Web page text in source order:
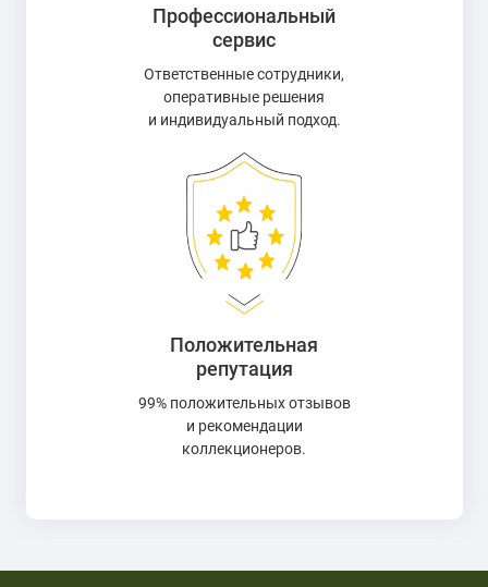
Профессиональный
сервис
Ответственные сотрудники,
оперативные решения
и индивидуальный подход.
Положительная
репутация
99% положительных отзывов
и рекомендации
коллекционеров.